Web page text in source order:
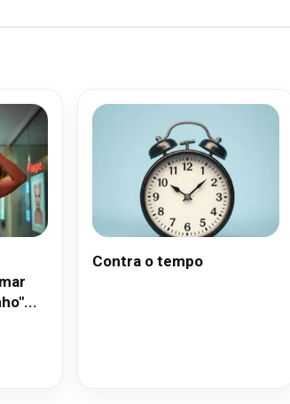
Contra o tempo